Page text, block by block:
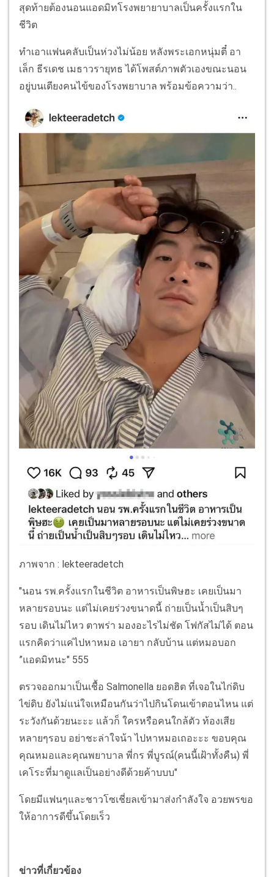
สุดท้ายต้องนอนแอดมิทโรงพยายาบาลเป็นครั้งแรกใน
ชีวิต
ทำเอาแฟนคลับเป็นห่วงไม่น้อย หลังพระเอกหนุ่มตี๋ อา
เล็ก ธีรเดช เมธาวรายุทธ ได้โพสต์ภาพตัวเองขณะนอน
อยู่บนเตียงคนไข้ของโรงพยาบาล พร้อมข้อความว่า..
ภาพจาก : lekteeradetch
"นอน รพ.ครั้งแรกในชีวิต อาหารเป็นพิษฮะ เคยเป็นมา
หลายรอบนะ แต่ไม่เคยร่วงขนาดนี้ ถ่ายเป็นน้ำเป็นสิบๆ
รอบ เดินไม่ไหว ตาพร่า มองอะไรไม่ชัด โฟกัสไม่ได้ ตอน
แรกคิดว่าแค่ไปหาหมอ เอายา กลับบ้าน แต่หมอบอก
”แอดมิทนะ" 555
ตรวจออกมาเป็นเชื้อ Salmonella ยอดฮิต ที่เจอในไก่ดิบ
ไข่ดิบ ยังไม่แน่ใจเหมือนกันว่าไปกินโดนเข้าตอนไหน แต่
ระวังกันด้วยนะะะ แล้วก็ ใครหรือคนใกล้ตัว ท้องเสีย
หลายๆรอบ อย่าชะล่าใจน้า ไปหาหมอเถอะะะ ขอบคุณ
คุณหมอและคุณพยาบาล พี่กร พี่บูรณ์(คนนี้เฝ้าทั้งคืน) พี่
เคโระที่มาดูแลเป็นอย่างดีด้วยค้าบบบ"
โดยมีแฟนๆและชาวโซเชี่ยลเข้ามาส่งกำลังใจ อวยพรขอ
ให้อาการดีขึ้นโดยเร็ว
ข่าวที่เกี่ยวข้อง